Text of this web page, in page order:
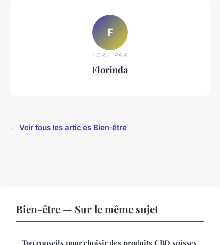
F
ECRIT PAR
Florinda
← Voir tous les articles Bien-être
Bien-être — Sur le même sujet
Top conseils pour choisir des produits CBD suisses